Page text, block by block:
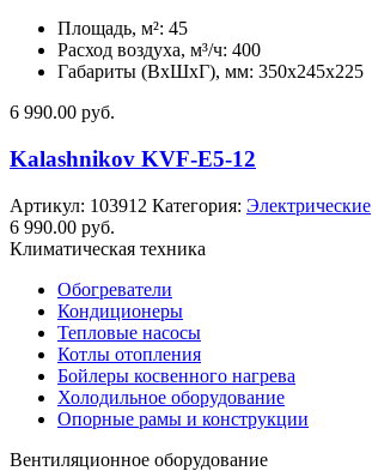
Площадь, м²: 45
Расход воздуха, м³/ч: 400
Габариты (ВхШхГ), мм: 350x245x225
6 990.00 руб.
Kalashnikov KVF-E5-12
Артикул: 103912 Категория: Электрические
6 990.00 руб.
Климатическая техника
Обогреватели
Кондиционеры
Тепловые насосы
Котлы отопления
Бойлеры косвенного нагрева
Холодильное оборудование
Опорные рамы и конструкции
Вентиляционное оборудование